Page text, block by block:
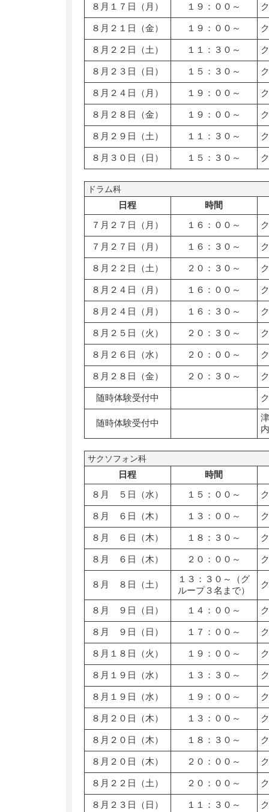
８月１７日（月） １９：００～
８月２１日（金） １９：００～
８月２２日（土） １１：３０～
８月２３日（日） １５：３０～
８月２４日（月） １９：００～
８月２８日（金） １９：００～
８月２９日（土） １１：３０～
８月３０日（日） １５：３０～
ドラム科
日程
時間
７月２７日（月）
１６：００～
７月２７日（月） １６：３０～
８月２２日（土） ２０：３０～
８月２４日（月） １６：００～
８月２４日（月） １６：３０～
８月２５日（火） ２０：３０～
８月２６日（水） ２０：００～
８月２８日（金） ２０：３０～
随時体験受付中
随時体験受付中
サクソフォン科
日程
時間
８月 ５日（水）
１５：００～
８月 ６日（木） １３：００～
８月 ６日（木） １８：３０～
８月 ６日（木） ２０：００～
８月 ８日（土）
１３：３０～（グ
ループ３名まで）
８月 ９日（日） １４：００～
８月 ９日（日） １７：００～
８月１８日（火） １９：００～
８月１９日（水） １３：３０～
８月１９日（水） １９：００～
８月２０日（木） １３：００～
８月２０日（木） １８：３０～
８月２０日（木） ２０：００～
８月２２日（土） ２０：００～
８月２３日（日） １１：３０～